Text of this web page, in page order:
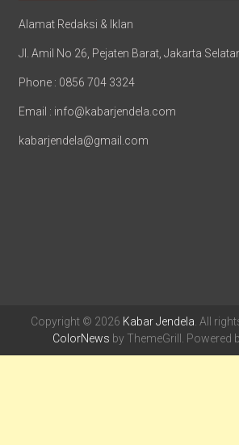
Alamat Redaksi & Iklan
Jl. Amil No 26, Pejaten Barat, Jakarta
Phone : 0856 704 3324
Email : info@kabarjendela.com
kabarjendela@gmail.com
Copyright © 2026 Kabar Jendela . All
ColorNews by ThemeGrill. Powered